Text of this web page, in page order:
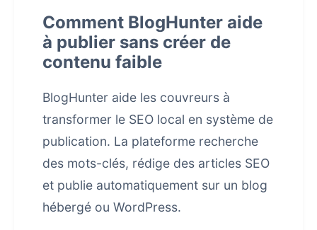
Comment BlogHunter aide
à publier sans créer de
contenu faible
BlogHunter aide les couvreurs à
transformer le SEO local en système de
publication. La plateforme recherche
des mots-clés, rédige des articles SEO
et publie automatiquement sur un blog
hébergé ou WordPress.